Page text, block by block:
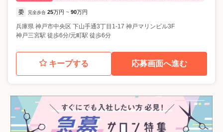
委 完全歩合 25万円 ~ 90万円
兵庫県 神戸市中央区 下山手通3丁目1-17 神戸マリンビル3F
神戸三宮駅 徒歩6分/元町駅 徒歩6分
キープする 応募画面へ進む